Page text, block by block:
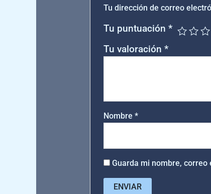
Tu dirección de correo
Tu puntuación*
Tu valoración*
Nombre*
Guarda mi nombre,